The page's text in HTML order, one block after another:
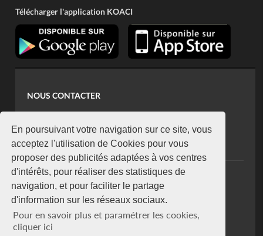
En poursuivant votre navigation sur ce site, vous
acceptez l'utilisation de Cookies pour vous
proposer des publicités adaptées à vos centres
d'intérêts, pour réaliser des statistiques de
navigation, et pour faciliter le partage
d'information sur les réseaux sociaux.
Pour en savoir plus et paramétrer les cookies,
cliquer ici
Télécharger l'application KOACI
NOUS CONTACTER
koaci@yahoo.fr
+225 07 08 85 52 93
NEWSLETTER
Restez connecté via notre newsletter
S'abonner
Se désabonner